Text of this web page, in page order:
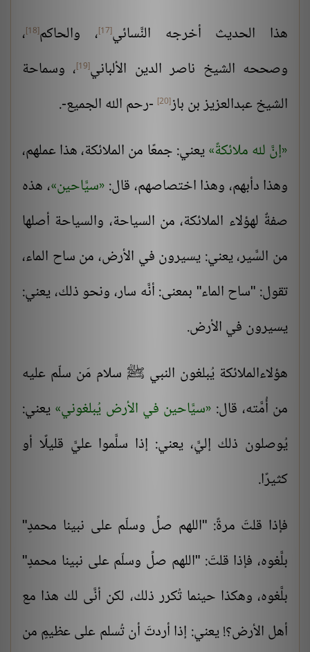
هذا الحديث أخرجه النَّسائي[17] ، والحاكم[18]
،
وصححه الشيخ ناصر الدين الألباني[19]
، وسماحة
الشيخعبدالعزيز بن باز[20]
-رحم الله الجميع-.
إنَّ لله ملائكةً يعني: جمعًا من الملائكة، هذا عملهم،
وهذا دأبهم، وهذا اختصاصهم، قال: سيَّاحين ، هذه
صفةٌ لهؤلاء الملائكة، من السياحة، والسياحة أصلها
من السَّير، يعني: يسيرون في الأرض، من ساح الماء،
تقول: "ساح الماء" بمعنى: أنَّه سار، ونحو ذلك، يعني:
يسيرون في الأرض.
هؤلاءالملائكة يُبلغون النبي ﷺ سلام مَن سلّم عليه
من أُمَّته، قال: سيَّاحين في الأرض يُبلغوني يعني:
يُوصلون ذلك إليَّ، يعني: إذا سلَّموا عليَّ قليلًا أو
كثيرًا.
فإذا قلتَ مرةً: "اللهم صلِّ وسلّم على نبينا محمدٍ"
بلَّغوه، فإذا قلتَ: "اللهم صلِّ وسلّم على نبينا محمدٍ"
بلَّغوه، وهكذا حينما تُكرر ذلك، لكن أنَّى لك هذا مع
أهل الأرض؟! يعني: إذا أردتَ أن تُسلم على عظيمٍ من